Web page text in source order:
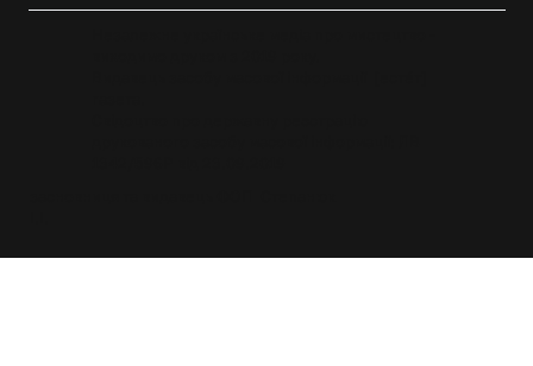
info@esthetegazeta.com